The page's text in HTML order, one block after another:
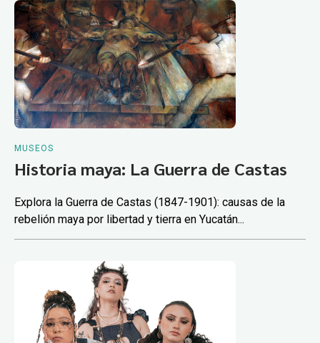
MUSEOS
Historia maya: La Guerra de Castas
Explora la Guerra de Castas (1847-1901): causas de la
rebelión maya por libertad y tierra en Yucatán...